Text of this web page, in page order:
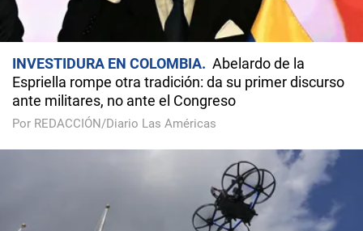
INVESTIDURA EN COLOMBIA
Abelardo de la
Espriella rompe otra tradición: da su primer discurso
ante militares, no ante el Congreso
Por REDACCIÓN/Diario Las Américas